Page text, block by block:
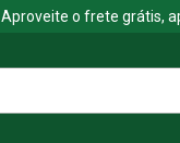
Aproveite o frete grátis,